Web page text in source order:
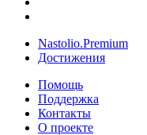
Nastolio.Premium
Достижения
Помощь
Поддержка
Контакты
О проекте